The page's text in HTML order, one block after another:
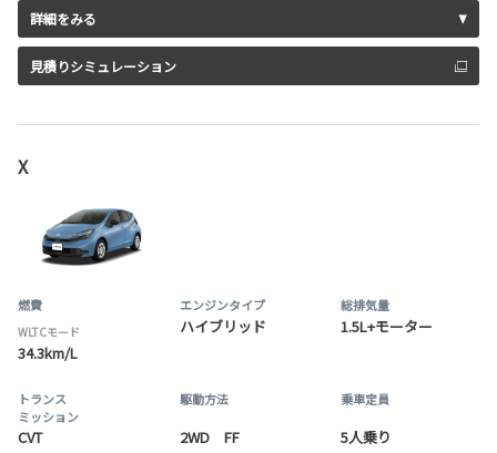
詳細をみる
見積りシミュレーション
X
燃費
WLTCモード
34.3km/L
エンジンタイプ
ハイブリッド
総排気量
1.5L+モーター
トランス
ミッション
CVT
駆動方法
2WD FF
乗車定員
5人乗り